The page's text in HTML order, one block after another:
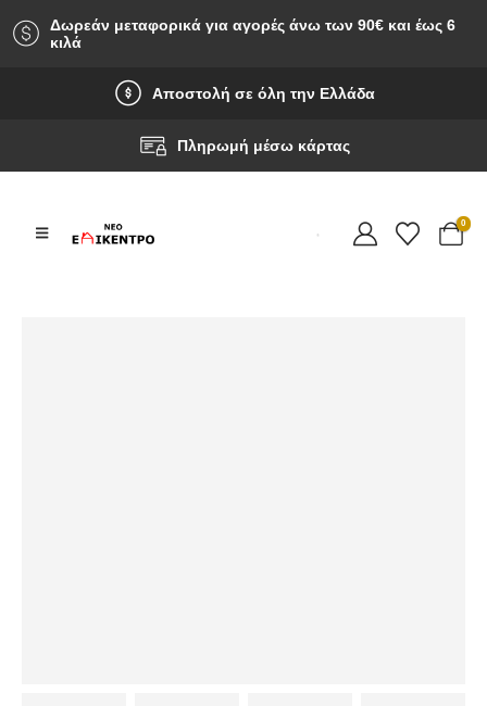
Δωρεάν μεταφορικά για αγορές άνω των 90‎€ και έως 6
κιλά
Αποστολή σε όλη την Ελλάδα
Πληρωμή μέσω κάρτας
0